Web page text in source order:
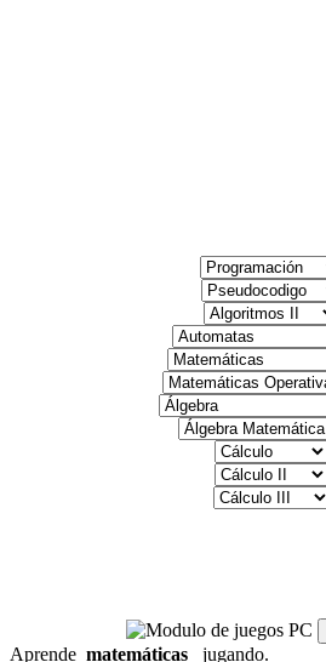
Aprende matemáticas jugando.